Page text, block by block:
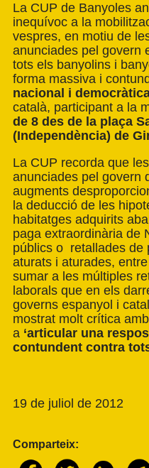
La CUP de Banyoles
inequívoc a la
vespres, en motiu de
anunciades pel govern
tots els banyolins i
forma massiva i
nacional i
català, participant a la
de 8 des de la plaça
(Independència) de
La CUP recorda que
anunciades pel govern
augments
la deducció de les
habitatges adquirits
paga extraordinària de
públics o retallades de
aturats i aturades, entre
sumar a les múltiples
laborals que en els
governs espanyol i
mostrat molt crítica
a ‘articular una
contundent contra
19 de juliol de 2012
Comparteix: